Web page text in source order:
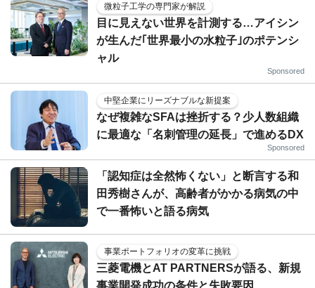
微粒子工学の専門家が解説
目に見えない世界を計測する…アイシン
が生んだ｢世界最小の水粒子｣のポテンシ
ャル
Sponsored
中堅企業にリーズナブルな新提案
なぜ複雑なSFAは挫折する？少人数組織
に最適な「名刺管理の延長」で進めるDX
Sponsored
「認知症は全然怖くない」と断言する和
田秀樹さんが、高齢者がかかる病気の中
で一番怖いと語る病気
事業ポートフォリオの変革に挑戦
三菱電機とAT PARTNERSが語る、新規
事業開発成功の条件と失敗要因